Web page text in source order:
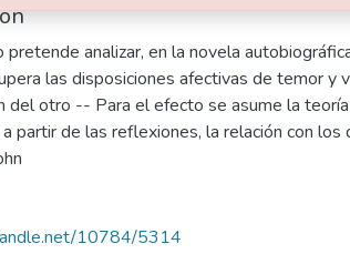
pretende analizar, en la novela
las disposiciones afectivas de temor y
del otro -- Para el efecto se asume la
partir de las reflexiones, la relación con los
10784/5314